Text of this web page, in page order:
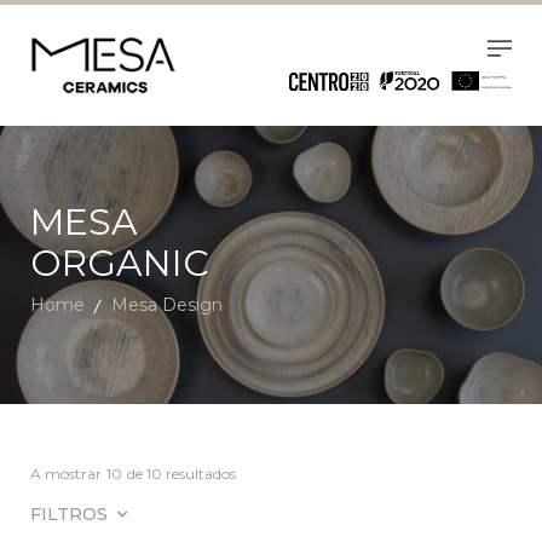
MESA
ORGANIC
Home Mesa Design
A mostrar 10 de 10 resultados
FILTROS